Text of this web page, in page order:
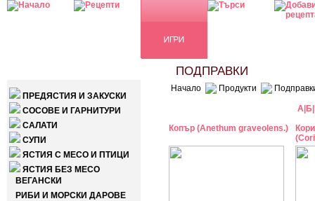
ПРЕДЯСТИЯ И ЗАКУСКИ
СОСОВЕ И ГАРНИТУРИ
САЛАТИ
СУПИ
ЯСТИЯ С МЕСО И ПТИЦИ
ЯСТИЯ БЕЗ МЕСО
ВЕГАНСКИ
РИБИ И МОРСКИ ДАРОВЕ
ПОДПРАВКИ
Начало Продукти
А Б
Копър (Anethum graveolens.)